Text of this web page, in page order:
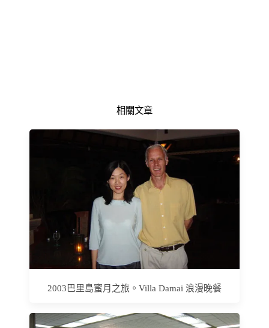
相關文章
2003巴里島蜜月之旅。Villa Damai 浪漫晚餐